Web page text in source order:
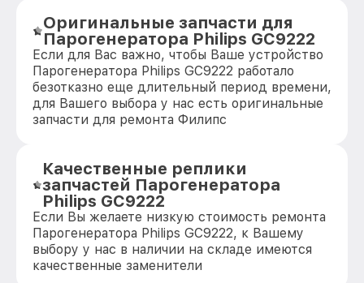
Оригинальные запчасти для
Парогенератора Philips GC9222
Если для Вас важно, чтобы Ваше устройство
Парогенератора Philips GC9222 работало
безотказно еще длительный период времени,
для Вашего выбора у нас есть оригинальные
запчасти для ремонта Филипс
Качественные реплики
запчастей Парогенератора
Philips GC9222
Если Вы желаете низкую стоимость ремонта
Парогенератора Philips GC9222, к Вашему
выбору у нас в наличии на складе имеются
качественные заменители